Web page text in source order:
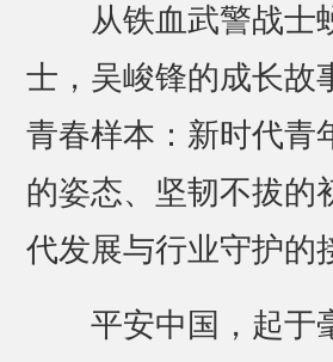
从铁血武警战士
士，吴峻锋的成长故
青春样本：新时代青
的姿态、坚韧不拔的
代发展与行业守护的
平安中国，起于